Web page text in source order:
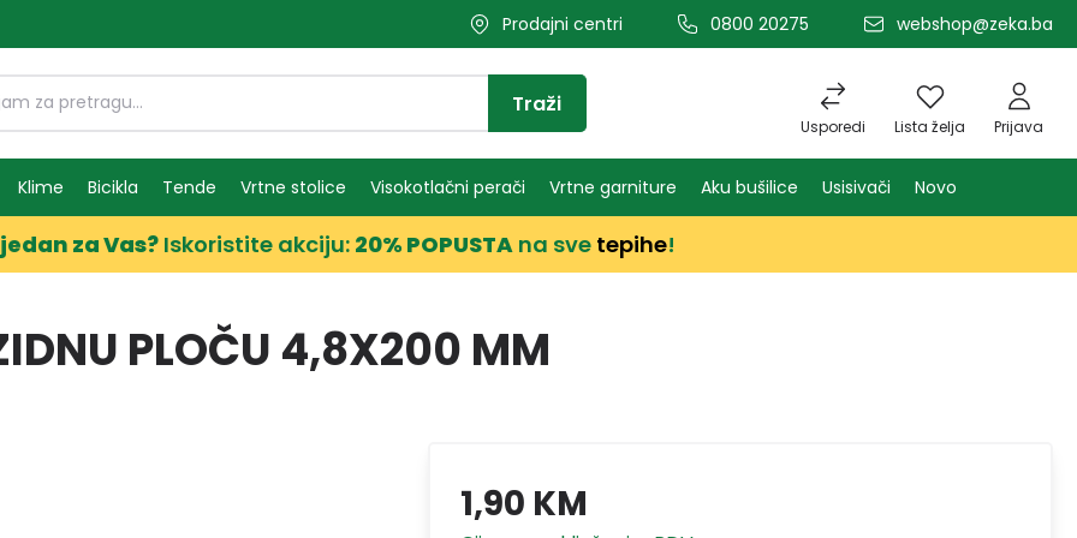
Prodajni centri 0800 20275 webshop@zeka.ba
Usporedi Lista želja Prijava
Traži
Klime Bicikla Tende Vrtne stolice Visokotlačni perači Vrtne garniture Aku bušilice Usisivači Novo
za Vas? Iskoristite akciju: 20% POPUSTA na sve tepihe!
PLOČU 4,8X200 MM
1,90 KM